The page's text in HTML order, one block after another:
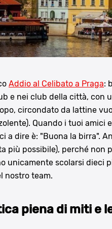
Addio al Celibato a Praga:
e nei club della città, con
circondato da lattine
Quando i tuoi amici
a dire è: "Buona la birra".
più possibile), perché non
unicamente scolarsi dieci
nostro team.
piena di miti e